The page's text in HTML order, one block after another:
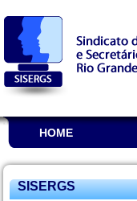
HOME
SISERGS